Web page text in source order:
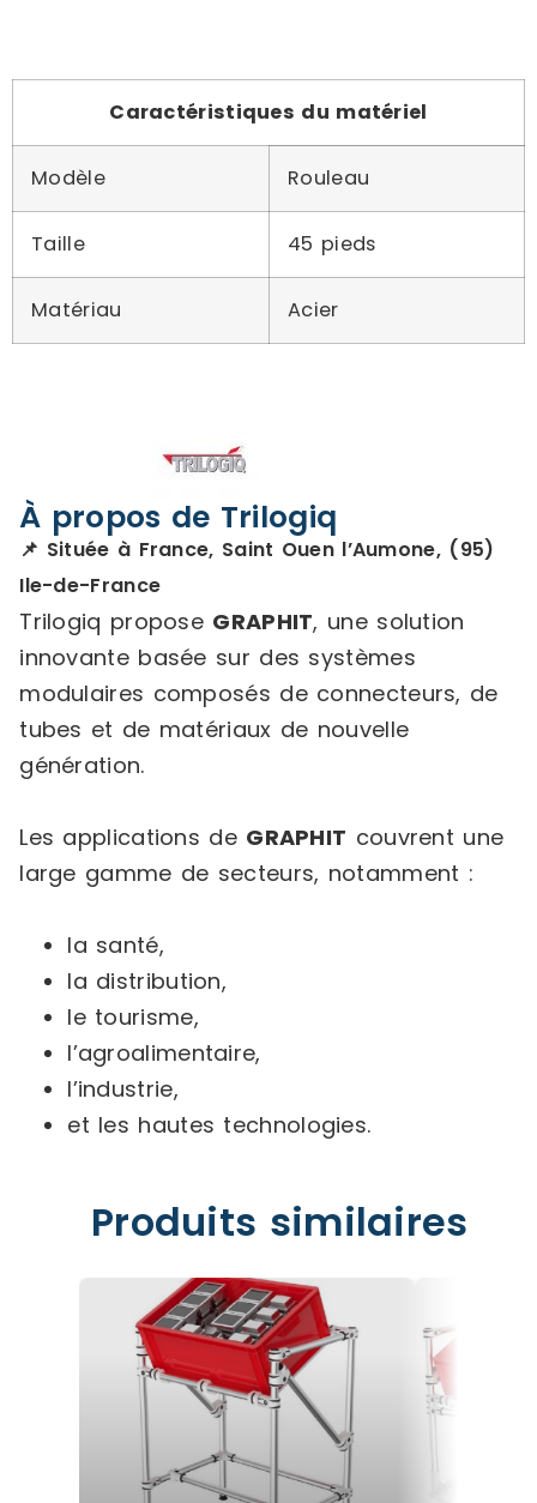
Caractéristiques du matériel
Modèle Rouleau
Taille 45 pieds
Matériau Acier
À propos de Trilogiq
📌 Située à France, Saint Ouen l’Aumone, (95)
Ile-de-France
Trilogiq propose GRAPHIT, une solution
innovante basée sur des systèmes
modulaires composés de connecteurs, de
tubes et de matériaux de nouvelle
génération.
Les applications de GRAPHIT couvrent une
large gamme de secteurs, notamment :
la santé,
la distribution,
le tourisme,
l’agroalimentaire,
l’industrie,
et les hautes technologies.
Produits similaires